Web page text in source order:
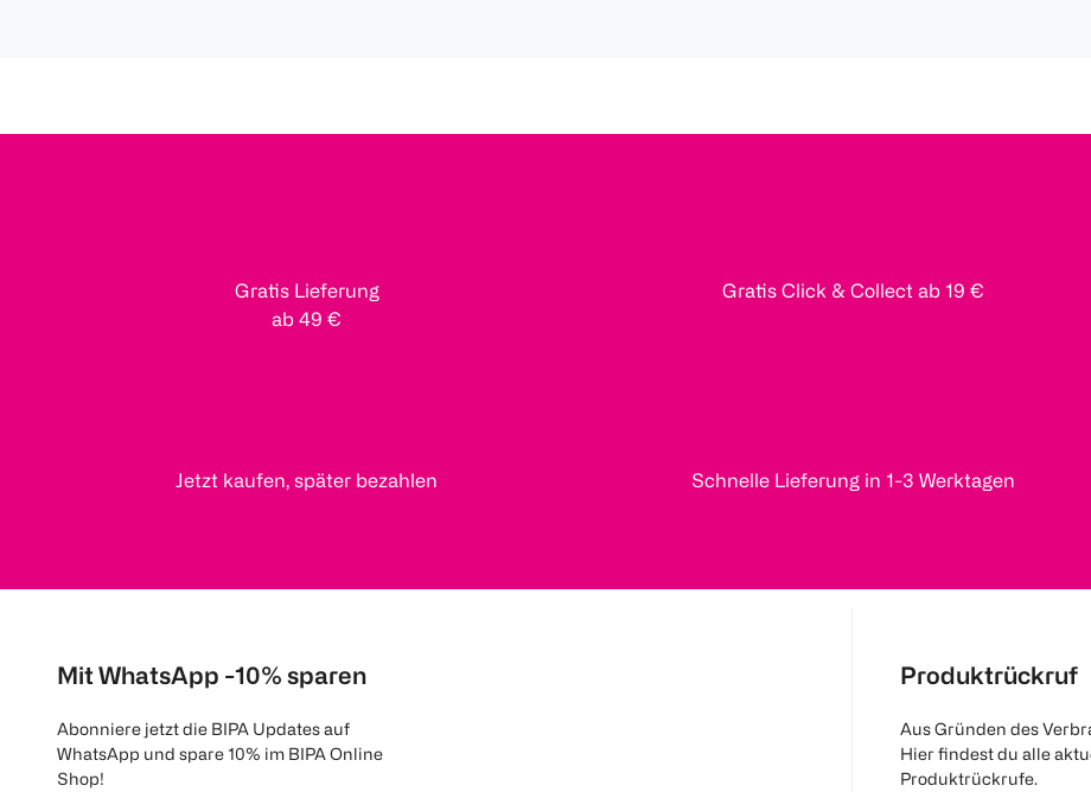
Gratis Lieferung
ab 49 €
Gratis Click & Collect ab 19 €
Jetzt kaufen, später bezahlen Schnelle Lieferung in 1-3 Werktagen
Mit WhatsApp -10% sparen
Abonniere jetzt die BIPA Updates auf
WhatsApp und spare 10% im BIPA Online
Shop!
Produktrückruf
Aus Gründen des
Hier findest du alle
Produktrückrufe.